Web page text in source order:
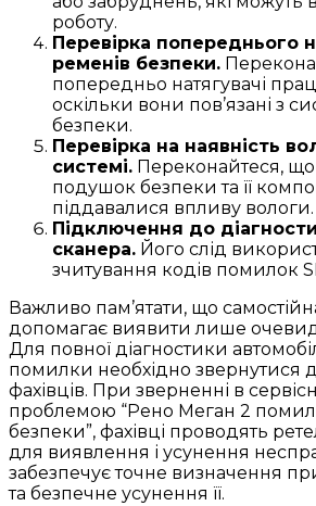
роботу.
Перевірка попереднього
ременів безпеки.
попередньо натягувачі
оскільки вони пов’язані з
безпеки.
Перевірка на наявність
системі. Переконайтеся,
подушок безпеки та її
піддавалися впливу вологи.
Підключення до
сканера. Його слід
зчитування кодів помилок
Важливо пам’ятати, що
допомагає виявити лише
Для повної діагностики
помилки необхідно звернутися
фахівців. При зверненні в
проблемою “Рено Меган 2
безпеки”, фахівці проводять
для виявлення і усунення
забезпечує точне визначення
та безпечне усунення її.